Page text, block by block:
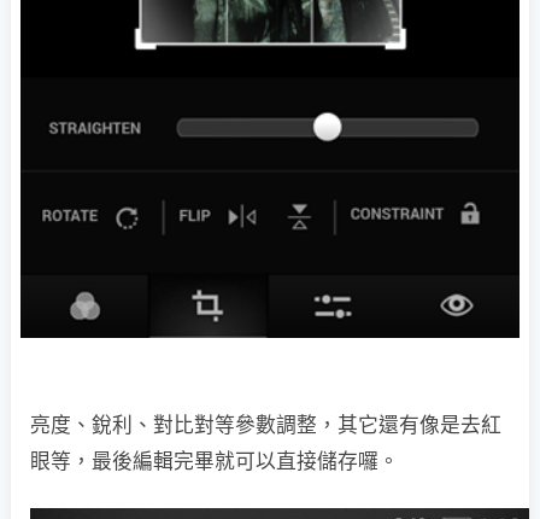
亮度、銳利、對比對等參數調整，其它還有像是去紅
眼等，最後編輯完畢就可以直接儲存囉。